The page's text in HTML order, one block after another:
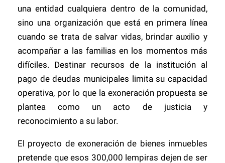
una entidad cualquiera dentro de la comunidad,
sino una organización que está en primera línea
cuando se trata de salvar vidas, brindar auxilio y
acompañar a las familias en los momentos más
difíciles. Destinar recursos de la institución al
pago de deudas municipales limita su capacidad
operativa, por lo que la exoneración propuesta se
plantea como un acto de justicia y
reconocimiento a su labor.
El proyecto de exoneración de bienes inmuebles
pretende que esos 300,000 lempiras dejen de ser